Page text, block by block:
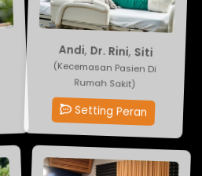
Andi ,Dr. Rini ,Siti
(Kecemasan Pasien Di
Rumah Sakit)
Setting Peran